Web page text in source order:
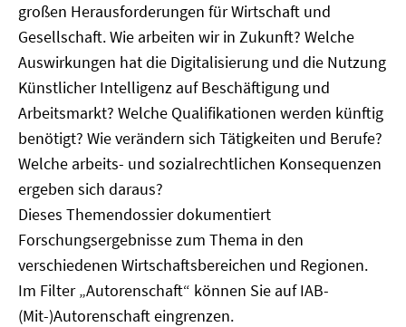
großen Herausforderungen für Wirtschaft und
Gesellschaft. Wie arbeiten wir in Zukunft? Welche
Auswirkungen hat die Digitalisierung und die Nutzung
Künstlicher Intelligenz auf Beschäftigung und
Arbeitsmarkt? Welche Qualifikationen werden künftig
benötigt? Wie verändern sich Tätigkeiten und Berufe?
Welche arbeits- und sozialrechtlichen Konsequenzen
ergeben sich daraus?
Dieses Themendossier dokumentiert
Forschungsergebnisse zum Thema in den
verschiedenen Wirtschaftsbereichen und Regionen.
Im Filter „Autorenschaft“ können Sie auf IAB-
(Mit-)Autorenschaft eingrenzen.